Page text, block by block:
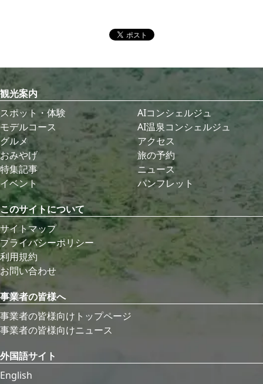
観光案内
スポット・体験
モデルコース
グルメ
おみやげ
特集記事
イベント
AIコンシェルジュ
AI温泉コンシェルジュ
アクセス
旅の予約
ニュース
パンフレット
このサイトについて
サイトマップ
プライバシーポリシー
利用規約
お問い合わせ
事業者の皆様へ
事業者の皆様向けトップページ
事業者の皆様向けニュース
外国語サイト
English